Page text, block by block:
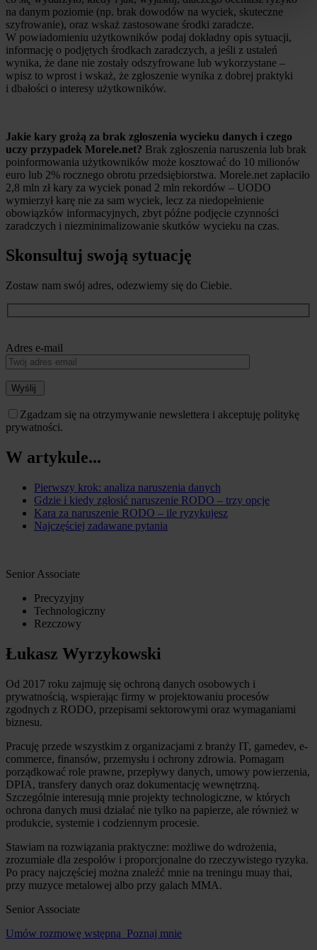
na danym poziomie (np. brak dowodów na wyciek, skuteczne
szyfrowanie), oraz wskaż zastosowane środki zaradcze.
W powiadomieniu użytkowników podaj dokładny opis sytuacji,
informację o podjętych środkach zaradczych, a jeśli z ustaleń
wynika, że dane nie zostały odszyfrowane lub wykorzystane –
wpisz to wprost i wskaż, że zgłoszenie wynika z dobrej praktyki
i dbałości o interesy użytkowników.
Jakie kary grożą za brak zgłoszenia wycieku danych i czego
uczy przypadek Morele.net? Brak zgłoszenia naruszenia lub brak
poinformowania użytkowników może kosztować do 10 milionów
euro lub 2% rocznego obrotu przedsiębiorstwa. Morele.net zapłaciło
2,8 mln zł kary za wyciek ponad 2 mln rekordów – UODO
wymierzył karę nie za sam wyciek, lecz za niedopełnienie
obowiązków informacyjnych, zbyt późne podjęcie czynności
zaradczych i niezminimalizowanie skutków wycieku na czas.
Skonsultuj swoją sytuację
Zostaw nam swój adres, odezwiemy się do Ciebie.
Adres e-mail
Wyślij
Zgadzam się na otrzymywanie newslettera i akceptuję politykę
prywatności.
W artykule...
Pierwszy krok: analiza naruszenia danych
Gdzie i kiedy zgłosić naruszenie RODO – trzy opcje
Kara za naruszenie RODO – ile ryzykujesz
Najczęściej zadawane pytania
Senior Associate
Precyzyjny
Technologiczny
Rezczowy
Łukasz Wyrzykowski
Od 2017 roku zajmuję się ochroną danych osobowych i
prywatnością, wspierając firmy w projektowaniu procesów
zgodnych z RODO, przepisami sektorowymi oraz wymaganiami
biznesu.
Pracuję przede wszystkim z organizacjami z branży IT, gamedev, e-
commerce, finansów, przemysłu i ochrony zdrowia. Pomagam
porządkować role prawne, przepływy danych, umowy powierzenia,
DPIA, transfery danych oraz dokumentację wewnętrzną.
Szczególnie interesują mnie projekty technologiczne, w których
ochrona danych musi działać nie tylko na papierze, ale również w
produkcie, systemie i codziennym procesie.
Stawiam na rozwiązania praktyczne: możliwe do wdrożenia,
zrozumiałe dla zespołów i proporcjonalne do rzeczywistego ryzyka.
Po pracy najczęściej można znaleźć mnie na treningu muay thai,
przy muzyce metalowej albo przy galach MMA.
Senior Associate
Umów rozmowę wstępną Poznaj mnie